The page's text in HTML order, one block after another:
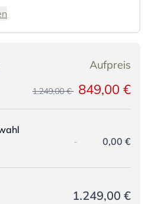
Aufpreis
1.249,00 € 849,00 €
- 0,00 €
1.249,00 €